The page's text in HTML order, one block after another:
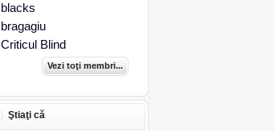
blacks
bragagiu
Criticul Blind
Vezi toţi membri...
Ştiaţi că